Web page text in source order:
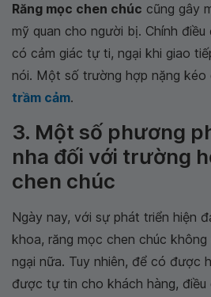
Răng mọc chen chúc cũng gây
mỹ quan cho người bị. Chính
có cảm giác tự ti, ngại khi giao
nói. Một số trường hợp nặng
trầm cảm.
3. Một số phương
nha đối với trường
chen chúc
Ngày nay, với sự phát triển hiện
khoa, răng mọc chen chúc
ngại nữa. Tuy nhiên, để có được
được tự tin cho khách hàng, điều